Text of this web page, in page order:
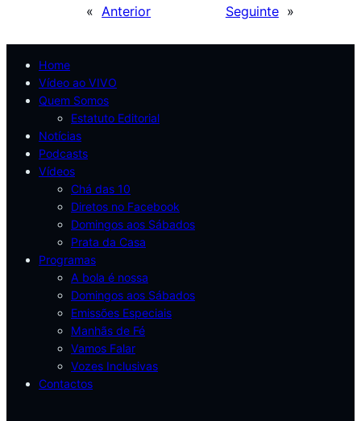
« Anterior Seguinte »
Home
Vídeo ao VIVO
Quem Somos
Estatuto Editorial
Notícias
Podcasts
Vídeos
Chá das 10
Diretos no Facebook
Domingos aos Sábados
Prata da Casa
Programas
A bola é nossa
Domingos aos Sábados
Emissões Especiais
Manhãs de Fé
Vamos Falar
Vozes Inclusivas
Contactos